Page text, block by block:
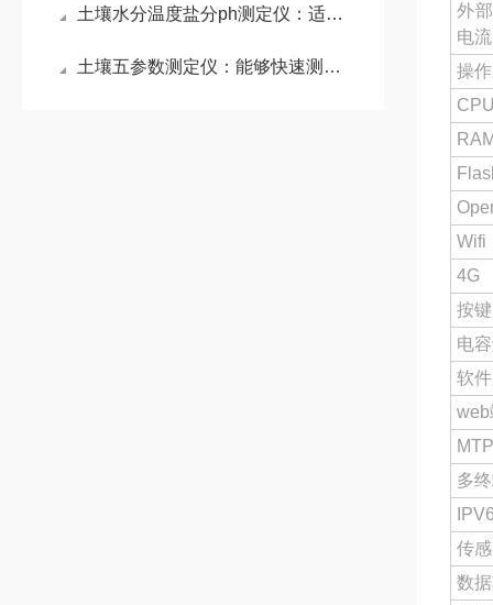
土壤水分温度盐分ph测定仪：适用需要对多个位置/深度进行土壤测量的情况
土壤五参数测定仪：能够快速测量土壤中的含水量温度电导率含盐量和PH值
外
电流
操
Wifi
4G
按键
电
软
web
多
传
数